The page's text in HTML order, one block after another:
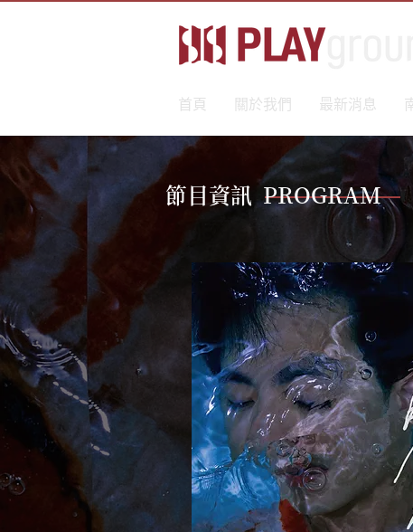
首頁 關於我們 最新消息
節目資訊 PROGRAM